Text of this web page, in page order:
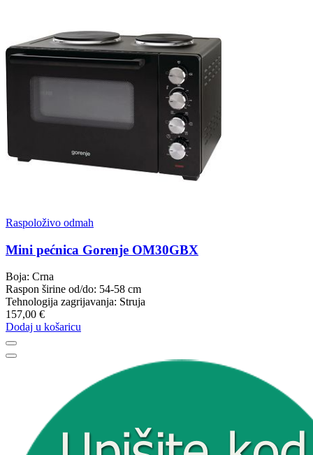
Raspoloživo odmah
Mini pećnica Gorenje OM30GBX
Boja: Crna
Raspon širine od/do: 54-58 cm
Tehnologija zagrijavanja: Struja
157,00 €
Dodaj u košaricu